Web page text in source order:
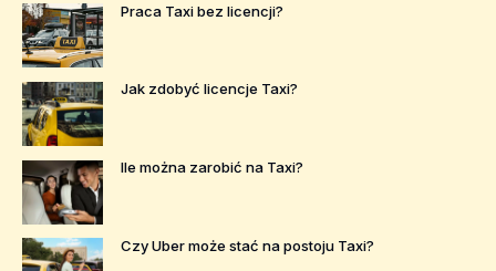
Praca Taxi bez licencji?
Jak zdobyć licencje Taxi?
Ile można zarobić na Taxi?
Czy Uber może stać na postoju Taxi?